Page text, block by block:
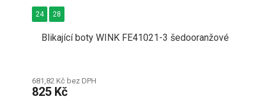
Blikající boty WINK FE41021-3 šedooranžové
681,82 Kč bez DPH
825 Kč
24 28